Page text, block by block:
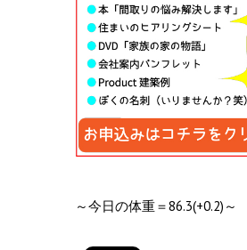
～今日の体重＝86.3(+0.2)～